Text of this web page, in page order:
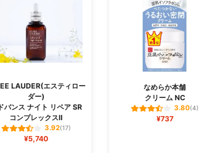
LAUDER(エスティロー
ダー)
バンス ナイト リペア SR
コンプレックスⅡ
3.92(17)
¥5,740
なめらか本舗
クリーム NC
3.80(4)
¥737